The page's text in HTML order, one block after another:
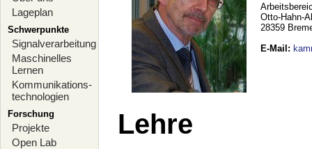
Lageplan
Schwerpunkte
Signalverarbeitung
Maschinelles
Lernen
Kommunikations-
technologien
Forschung
Projekte
Open Lab
Otto-Hahn-
28359
E-Mail :
Lehre